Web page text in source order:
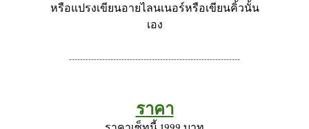
หรือแปรงเขียนอายไลนเนอร์หรือเขียนคิ้วนั้น
เอง
--------------------------------------------------------------
ราคา